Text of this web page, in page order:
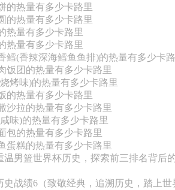
的热量有多少卡路里
的热量有多少卡路里
热量有多少卡路里
热量有多少卡路里
鳕(香辣深海鳕鱼鱼排)的热量有多少卡
饭团的热量有多少卡路里
烤味)的热量有多少卡路里
的热量有多少卡路里
沙拉的热量有多少卡路里
味)的热量有多少卡路里
包的热量有多少卡路里
蛋糕的热量有多少卡路里
温男篮世界杯历史，探索前三排名背后
史战绩6（致敬经典，追溯历史，踏上世